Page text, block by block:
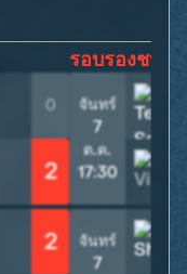
0
2
2
รอบรองชนะเ
จันทร์
7
ต.ค.
17:30
จันทร์
7